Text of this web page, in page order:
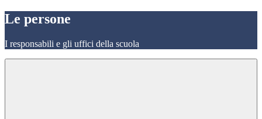
Le persone
I responsabili e gli uffici della scuola